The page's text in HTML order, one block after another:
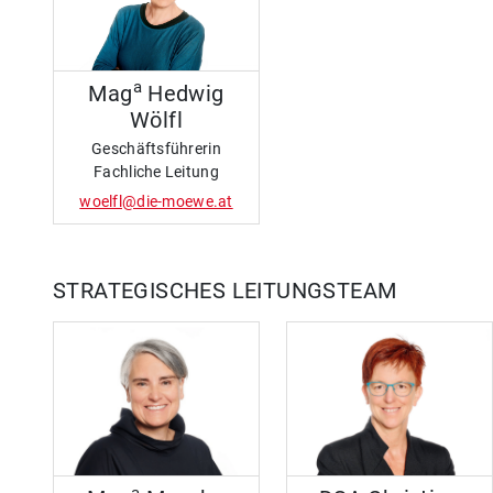
MagaHedwig
Wölfl
Geschäftsführerin
Fachliche Leitung
woelfl@die-moewe.at
STRATEGISCHES LEITUNGSTEAM